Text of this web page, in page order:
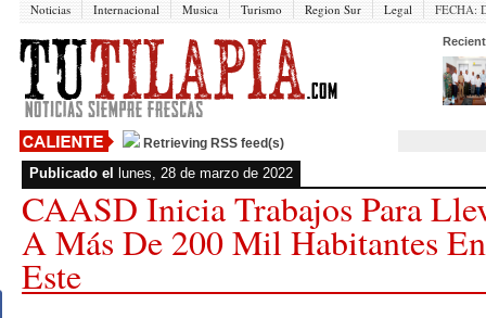
Noticias Internacional Musica Turismo Region Sur Legal FECHA:
Retrieving RSS feed(s)
Publicado el lunes, 28 de marzo de 2022
CAASD Inicia Trabajos Para
A Más De 200 Mil Habitantes
Este